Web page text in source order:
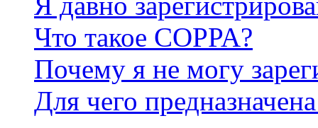
Что такое COPPA?
Почему я не могу
Для чего